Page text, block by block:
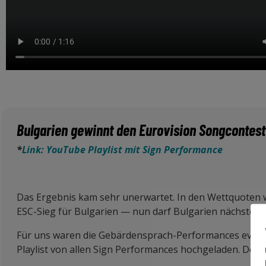
Bulgarien gewinnt den Eurovision
*Link: YouTube Playlist mit Sign Performance
Das Ergebnis kam sehr unerwartet. In den
ESC-Sieg für Bulgarien — nun darf Bulgarien nächstes
Für uns waren die Gebärdensprach-Performances
Playlist von allen Sign Performances hochgeladen.